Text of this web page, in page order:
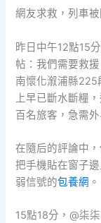
網友求救，列車
昨日中午12點15
帖：我們需要救
南懷化溆浦縣225
上早已斷水斷糧
百名旅客，急需外
在隨后的評論中
把手機貼在窗子
弱信號的包養網 。
15點18分，@柒